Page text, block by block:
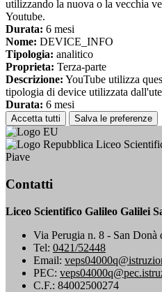
utilizzando la nuova o la vecchia
Youtube.
Durata: 6 mesi
Nome: DEVICE_INFO
Tipologia: analitico
Proprieta: Terza-parte
Descrizione: YouTube utilizza
tipologia di device utilizzata
Durata: 6 mesi
Accetta tutti Salva le preferenze
Liceo
Piave
Contatti
Liceo Scientifico Galileo Galilei
Via Perugia n. 8 - San
Tel: 0421/52448
Email:
PEC:
C.F.: 84002500274